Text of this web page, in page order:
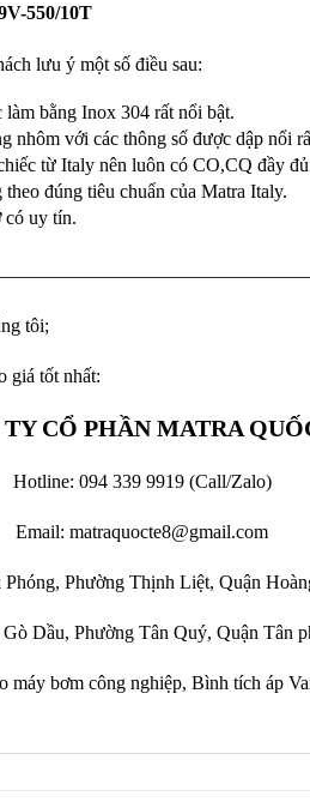
550/10T
lưu ý một số điều sau:
bằng Inox 304 rất nổi bật.
nhôm với các thông số được dập nổi
từ Italy nên luôn có CO,CQ đầy
đúng tiêu chuẩn của Matra Italy.
có uy tín.
tôi;
giá tốt nhất:
TY CỔ PHẦN MATRA
Hotline: 094 339 9919 (Call/Zalo)
Email: matraquocte8@gmail.com
Phường Thịnh Liệt, Quận
Dầu, Phường Tân Quý, Quận Tân
máy bơm công nghiệp, Bình tích áp